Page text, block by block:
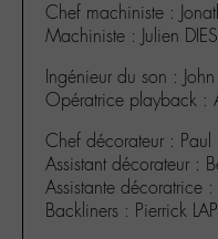
Chef machiniste :
Machiniste : Julien
Ingénieur du son : John
Opératrice playback :
Chef décorateur : Paul
Assistant décorateur :
Assistante décoratrice
Backliners : Pierrick